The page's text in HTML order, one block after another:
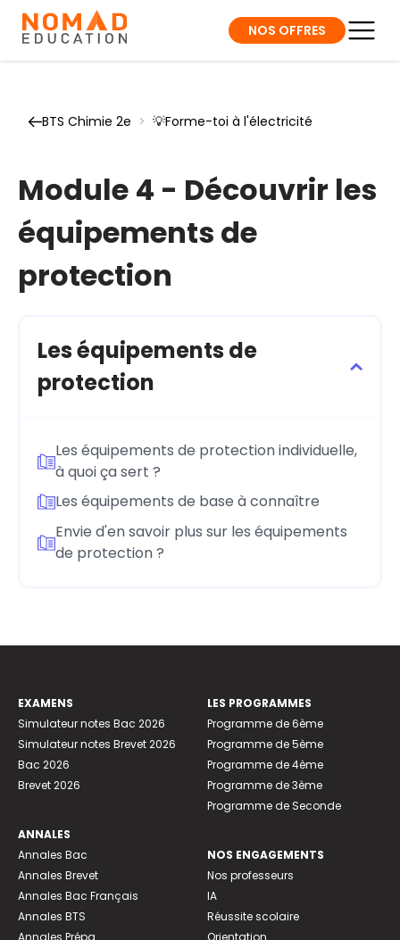
NOS OFFRES
BTS Chimie 2e > 💡Forme-toi à l'électricité
Module 4 - Découvrir les
équipements de
protection
Les équipements de
protection
Les équipements de protection individuelle,
à quoi ça sert ?
Les équipements de base à connaître
Envie d'en savoir plus sur les équipements
de protection ?
EXAMENS
Simulateur notes Bac 2026
Simulateur notes Brevet 2026
Bac 2026
Brevet 2026
ANNALES
Annales Bac
Annales Brevet
Annales Bac Français
Annales BTS
Annales Prépa
LES PROGRAMMES
Programme de 6ème
Programme de 5ème
Programme de 4ème
Programme de 3ème
Programme de Seconde
NOS ENGAGEMENTS
Nos professeurs
IA
Réussite scolaire
Orientation